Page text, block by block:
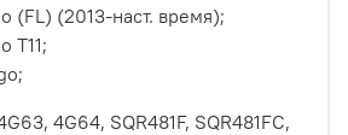
(FL) (2013-наст. время);
T11;
4G64, SQR481F, SQR481FC,